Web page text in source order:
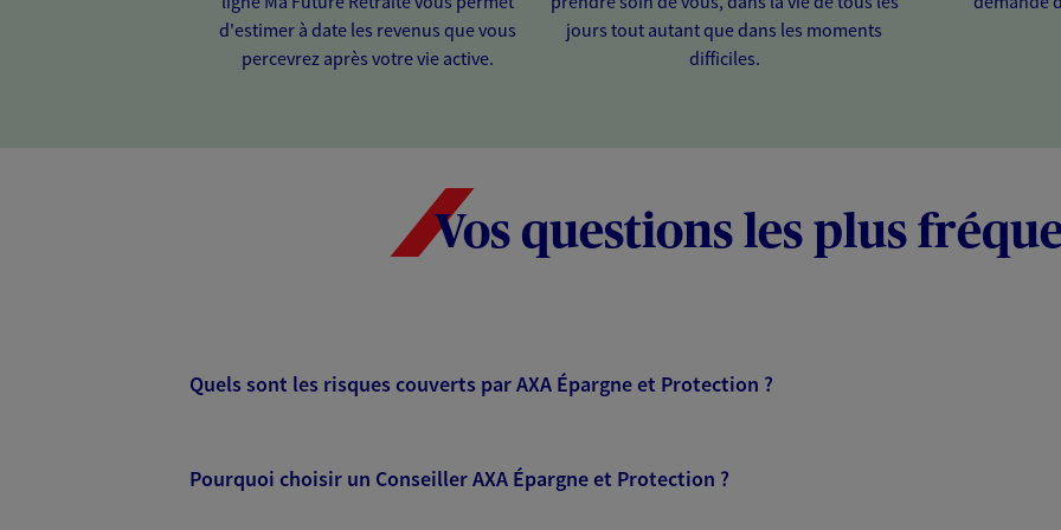
d'estimer à date les revenus que vous
percevrez après votre vie active.
jours tout autant que dans les moments
difficiles.
Vos questions les plus
Quels sont les risques couverts par AXA Épargne et Protection ?
Pourquoi choisir un Conseiller AXA Épargne et Protection ?